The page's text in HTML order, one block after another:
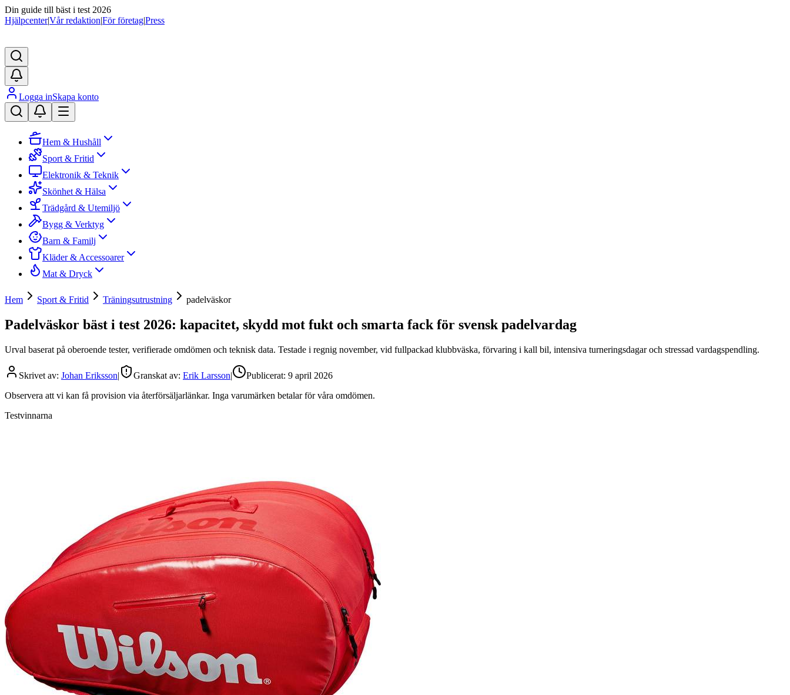
Din guide till bäst i test 2026
Hjälpcenter|Vår redaktion|För företag|Press
Logga inSkapa konto
Hem & Hushåll
Sport & Fritid
Elektronik & Teknik
Skönhet & Hälsa
Trädgård & Utemiljö
Bygg & Verktyg
Barn & Familj
Kläder & Accessoarer
Mat & Dryck
Hem Sport & Fritid Träningsutrustning padelväskor
Padelväskor bäst i test 2026: kapacitet, skydd mot fukt och smarta fack för svensk padelvardag
Urval baserat på oberoende tester, verifierade omdömen och teknisk data. Testade i regnig november, vid fullpackad klubbväska, förvaring i kall bil, intensiva turneringsdagar och stressad vardagspendling.
Skrivet av: Johan Eriksson| Granskat av: Erik Larsson| Publicerat: 9 april 2026
Observera att vi kan få provision via återförsäljarlänkar. Inga varumärken betalar för våra omdömen.
Testvinnarna